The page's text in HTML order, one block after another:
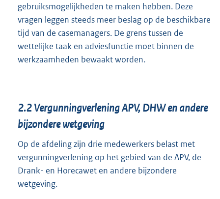
gebruiksmogelijkheden te maken hebben. Deze
vragen leggen steeds meer beslag op de beschikbare
tijd van de casemanagers. De grens tussen de
wettelijke taak en adviesfunctie moet binnen de
werkzaamheden bewaakt worden.
2.2Vergunningverlening APV, DHW en andere
bijzondere wetgeving
Op de afdeling zijn drie medewerkers belast met
vergunningverlening op het gebied van de APV, de
Drank- en Horecawet en andere bijzondere
wetgeving.